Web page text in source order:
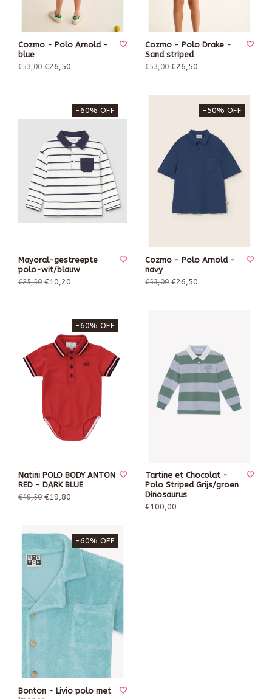
Cozmo - Polo Arnold -
blue
€53,00 €26,50
Cozmo - Polo Drake -
Sand striped
€53,00 €26,50
-60% OFF
Mayoral-gestreepte
polo-wit/blauw
€25,50 €10,20
-50% OFF
Cozmo - Polo Arnold -
navy
€53,00 €26,50
-60% OFF
Natini POLO BODY ANTON
RED - DARK BLUE
€49,50 €19,80
Tartine et Chocolat -
Polo Striped Grijs/groen
Dinosaurus
€100,00
-60% OFF
Bonton - Livio polo met